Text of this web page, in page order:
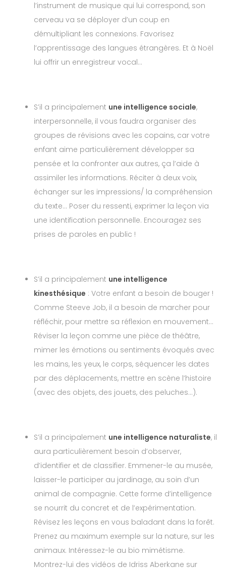
l’instrument de musique qui lui correspond, son
cerveau va se déployer d’un coup en
démultipliant les connexions. Favorisez
l’apprentissage des langues étrangères. Et à Noël
lui offrir un enregistreur vocal…
S’il a principalement une intelligence sociale,
interpersonnelle, il vous faudra organiser des
groupes de révisions avec les copains, car votre
enfant aime particulièrement développer sa
pensée et la confronter aux autres, ça l’aide à
assimiler les informations. Réciter à deux voix,
échanger sur les impressions/ la compréhension
du texte… Poser du ressenti, exprimer la leçon via
une identification personnelle. Encouragez ses
prises de paroles en public !
S’il a principalement une intelligence
kinesthésique : Votre enfant a besoin de bouger !
Comme Steeve Job, il a besoin de marcher pour
réfléchir, pour mettre sa réflexion en mouvement…
Réviser la leçon comme une pièce de théâtre,
mimer les émotions ou sentiments évoqués avec
les mains, les yeux, le corps, séquencer les dates
par des déplacements, mettre en scène l’histoire
(avec des objets, des jouets, des peluches…).
S’il a principalement une intelligence naturaliste, il
aura particulièrement besoin d’observer,
d’identifier et de classifier. Emmener-le au musée,
laisser-le participer au jardinage, au soin d’un
animal de compagnie. Cette forme d’intelligence
se nourrit du concret et de l’expérimentation.
Révisez les leçons en vous baladant dans la forêt.
Prenez au maximum exemple sur la nature, sur les
animaux. Intéressez-le au bio mimétisme.
Montrez-lui des vidéos de Idriss Aberkane sur